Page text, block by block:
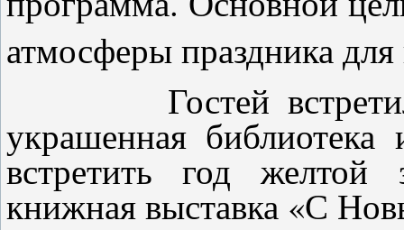
атмосферы праздника
Гостей встретила
украшенная
встретить год желтой
книжная выставка «С